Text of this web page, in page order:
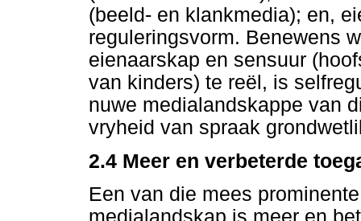
(beeld- en klankmedia); en,
reguleringsvorm. Benewens
eienaarskap en sensuur
van kinders) te reël, is
nuwe medialandskappe van
vryheid van spraak
2.4 Meer en verbeterde
Een van die mees
medialandskap is meer en